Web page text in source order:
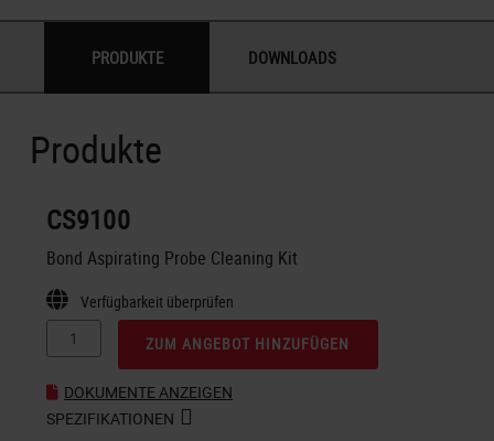
PRODUKTE DOWNLOADS
Produkte
CS9100
Bond Aspirating Probe Cleaning Kit
Verfügbarkeit überprüfen
ZUM ANGEBOT HINZUFÜGEN
DOKUMENTE ANZEIGEN
SPEZIFIKATIONEN